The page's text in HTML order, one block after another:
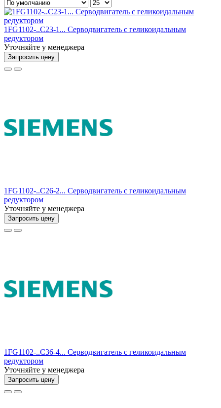
1FG1102-..C23-1... Серводвигатель с геликоидальным
редуктором
Уточняйте у менеджера
Запросить цену
1FG1102-..C26-2... Серводвигатель с геликоидальным
редуктором
Уточняйте у менеджера
Запросить цену
1FG1102-..C36-4... Серводвигатель с геликоидальным
редуктором
Уточняйте у менеджера
Запросить цену